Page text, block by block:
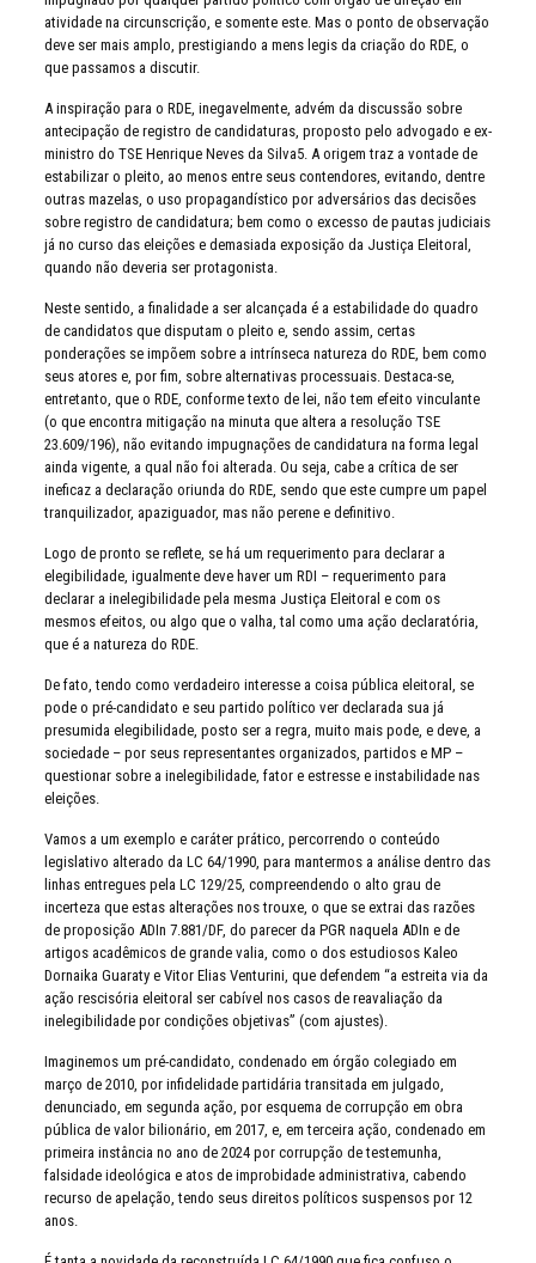
atividade na circunscrição, e somente este. Mas o ponto de observação
deve ser mais amplo, prestigiando a mens legis da criação do RDE, o
que passamos a discutir.
A inspiração para o RDE, inegavelmente, advém da discussão sobre
antecipação de registro de candidaturas, proposto pelo advogado e ex-
ministro do TSE Henrique Neves da Silva5. A origem traz a vontade de
estabilizar o pleito, ao menos entre seus contendores, evitando, dentre
outras mazelas, o uso propagandístico por adversários das decisões
sobre registro de candidatura; bem como o excesso de pautas judiciais
já no curso das eleições e demasiada exposição da Justiça Eleitoral,
quando não deveria ser protagonista.
Neste sentido, a finalidade a ser alcançada é a estabilidade do quadro
de candidatos que disputam o pleito e, sendo assim, certas
ponderações se impõem sobre a intrínseca natureza do RDE, bem como
seus atores e, por fim, sobre alternativas processuais. Destaca-se,
entretanto, que o RDE, conforme texto de lei, não tem efeito vinculante
(o que encontra mitigação na minuta que altera a resolução TSE
23.609/196), não evitando impugnações de candidatura na forma legal
ainda vigente, a qual não foi alterada. Ou seja, cabe a crítica de ser
ineficaz a declaração oriunda do RDE, sendo que este cumpre um papel
tranquilizador, apaziguador, mas não perene e definitivo.
Logo de pronto se reflete, se há um requerimento para declarar a
elegibilidade, igualmente deve haver um RDI – requerimento para
declarar a inelegibilidade pela mesma Justiça Eleitoral e com os
mesmos efeitos, ou algo que o valha, tal como uma ação declaratória,
que é a natureza do RDE.
De fato, tendo como verdadeiro interesse a coisa pública eleitoral, se
pode o pré-candidato e seu partido político ver declarada sua já
presumida elegibilidade, posto ser a regra, muito mais pode, e deve, a
sociedade – por seus representantes organizados, partidos e MP –
questionar sobre a inelegibilidade, fator e estresse e instabilidade nas
eleições.
Vamos a um exemplo e caráter prático, percorrendo o conteúdo
legislativo alterado da LC 64/1990, para mantermos a análise dentro das
linhas entregues pela LC 129/25, compreendendo o alto grau de
incerteza que estas alterações nos trouxe, o que se extrai das razões
de proposição ADIn 7.881/DF, do parecer da PGR naquela ADIn e de
artigos acadêmicos de grande valia, como o dos estudiosos Kaleo
Dornaika Guaraty e Vitor Elias Venturini, que defendem “a estreita via da
ação rescisória eleitoral ser cabível nos casos de reavaliação da
inelegibilidade por condições objetivas” (com ajustes).
Imaginemos um pré-candidato, condenado em órgão colegiado em
março de 2010, por infidelidade partidária transitada em julgado,
denunciado, em segunda ação, por esquema de corrupção em obra
pública de valor bilionário, em 2017, e, em terceira ação, condenado em
primeira instância no ano de 2024 por corrupção de testemunha,
falsidade ideológica e atos de improbidade administrativa, cabendo
recurso de apelação, tendo seus direitos políticos suspensos por 12
anos.